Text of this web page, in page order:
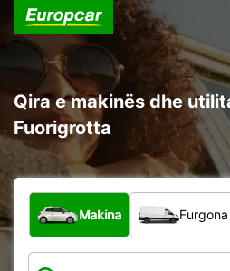
Qira e makinës dhe
Fuorigrotta
Çfarë lloj automjeti?
Makina